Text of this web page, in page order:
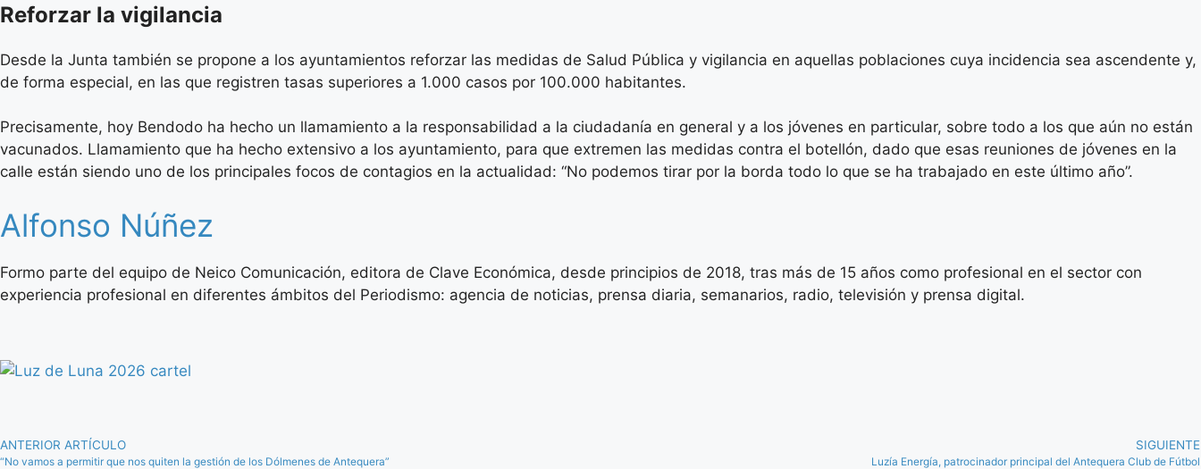
Reforzar la vigilancia
Desde la Junta también se propone a los ayuntamientos reforzar las medidas de Salud Pública y vigilancia en aquellas poblaciones cuya incidencia sea ascendente y,
de forma especial, en las que registren tasas superiores a 1.000 casos por 100.000 habitantes.
Precisamente, hoy Bendodo ha hecho un llamamiento a la responsabilidad a la ciudadanía en general y a los jóvenes en particular, sobre todo a los que aún no están
vacunados. Llamamiento que ha hecho extensivo a los ayuntamiento, para que extremen las medidas contra el botellón, dado que esas reuniones de jóvenes en la
calle están siendo uno de los principales focos de contagios en la actualidad: “No podemos tirar por la borda todo lo que se ha trabajado en este último año”.
Alfonso Núñez
Formo parte del equipo de Neico Comunicación, editora de Clave Económica, desde principios de 2018, tras más de 15 años como profesional en el sector con
experiencia profesional en diferentes ámbitos del Periodismo: agencia de noticias, prensa diaria, semanarios, radio, televisión y prensa digital.
ANTERIOR ARTÍCULO
“No vamos a permitir que nos quiten la gestión de los Dólmenes de Antequera”
SIGUIENTE
Luzía Energía, patrocinador principal del Antequera Club de Fútbol